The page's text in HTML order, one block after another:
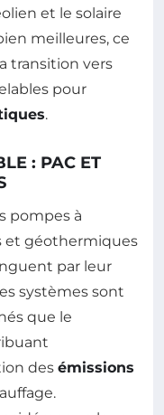
et le solaire
meilleures, ce
transition vers
pour
.
: PAC ET
pompes à
et géothermiques
par leur
systèmes sont
que le
des émissions